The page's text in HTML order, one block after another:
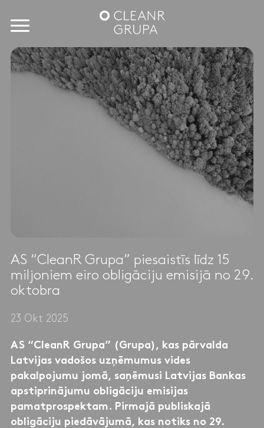
AS “CleanR Grupa” piesaistīs līdz 15
miljoniem eiro obligāciju emisijā no 29.
oktobra
23 Okt 2025
AS “CleanR Grupa” (Grupa), kas pārvalda
Latvijas vadošos uzņēmumus vides
pakalpojumu jomā, saņēmusi Latvijas Bankas
apstiprinājumu obligāciju emisijas
pamatprospektam. Pirmajā publiskajā
obligāciju piedāvājumā, kas notiks no 29.